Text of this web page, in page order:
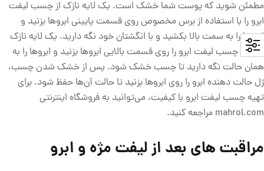
مطمئن شوید که پوست شما خشک است. یک لایه نازک از چسب لیفت
ابرو را با استفاده از برس مخصوص روی قسمت پایینی ابروها بزنید و
ابروها را به سمت بالا بکشید و با انگشتان خود نگه دارید. یک لایه نازک
دیگر از چسب لیفت ابرو را روی قسمت بالایی ابروها بزنید و ابروها را به
همان حالت نگه دارید تا چسب خشک شود. پس از خشک شدن چسب،
ژل حالت دهنده ابرو را روی ابروها بزنید تا حالت آن‌ها حفظ شود. برای
تهیه چسب لیفت ابرو با کیفیت، می‌توانید به فروشگاه اینترنتی
mahrol.com مراجعه کنید.
مراقبت های بعد از لیفت مژه و ابرو